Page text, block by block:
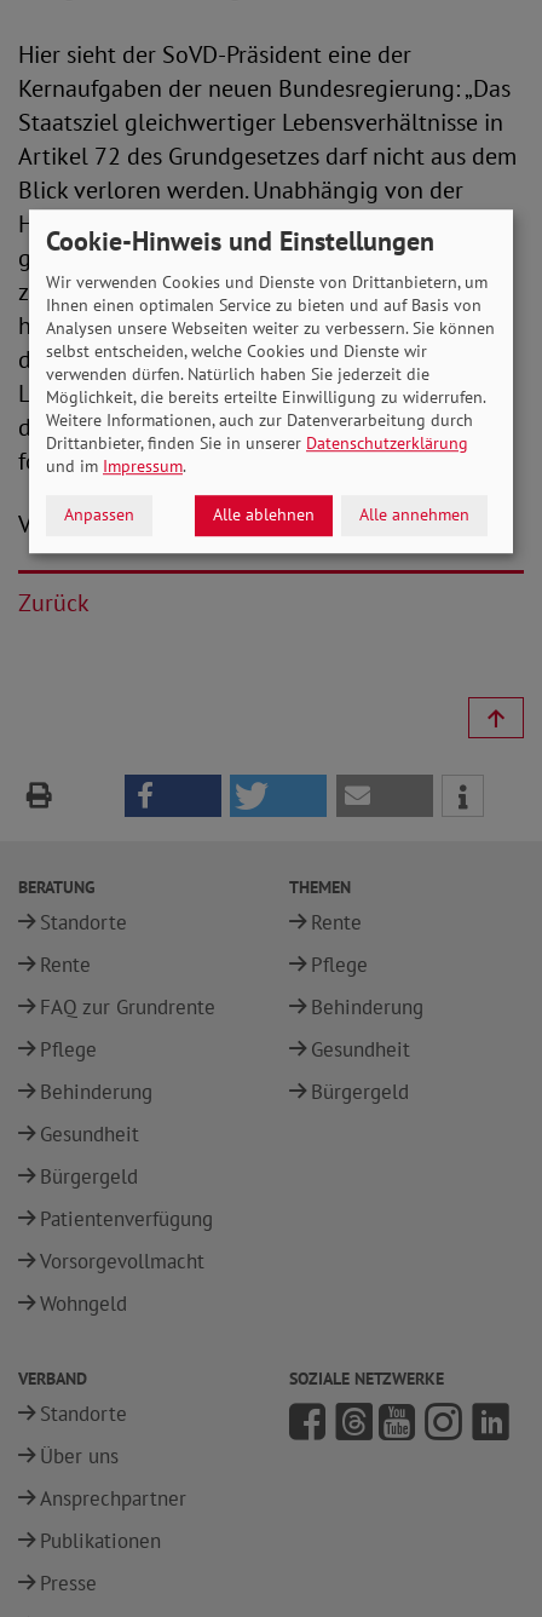
Hier sieht der SoVD-Präsident eine der
Kernaufgaben der neuen Bundesregierung: „Das
Staatsziel gleichwertiger Lebensverhältnisse in
Artikel 72 des Grundgesetzes darf nicht aus dem
Blick verloren werden. Unabhängig von der
Herkunft, müssen alle Bürgerinnen und Bürger
gleiche - und damit einheitliche - Möglichkeiten
zur individuellen und sozialen Entwicklung
haben. Aufgabe der Politik ist es, 31 Jahre nach
der Deutschen Einheit endlich für gleichwertige
Lebensverhältnisse zu sorgen. Denn das wahrt
den sozialen Frieden und beugt dem
fortschreitenden Extremismus vor.“
V. i. S. d. P.: Peter-Michael Zernechel
Zurück
BERATUNG
Standorte
Rente
FAQ zur Grundrente
Pflege
Behinderung
Gesundheit
Bürgergeld
Patientenverfügung
Vorsorgevollmacht
Wohngeld
THEMEN
Rente
Pflege
Behinderung
Gesundheit
Bürgergeld
VERBAND
Standorte
Über uns
Ansprechpartner
Publikationen
Presse
SOZIALE NETZWERKE
Cookie-Hinweis und Einstellungen
Wir verwenden Cookies und Dienste von Drittanbietern, um
Ihnen einen optimalen Service zu bieten und auf Basis von
Analysen unsere Webseiten weiter zu verbessern. Sie können
selbst entscheiden, welche Cookies und Dienste wir
verwenden dürfen. Natürlich haben Sie jederzeit die
Möglichkeit, die bereits erteilte Einwilligung zu widerrufen.
Weitere Informationen, auch zur Datenverarbeitung durch
Drittanbieter, finden Sie in unserer Datenschutzerklärung
und im Impressum.
Anpassen Alle ablehnen Alle annehmen